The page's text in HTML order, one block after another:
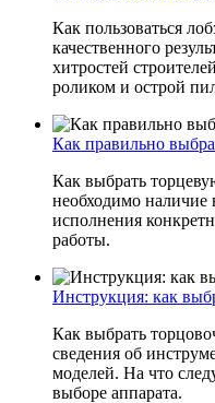
Как пользоваться
качественного
хитростей
роликом и острой
Как правильно
Как выбрать
необходимо наличие
исполнения
работы.
Инструкция: как
Как выбрать
сведения об
моделей. На что
выборе аппарата.